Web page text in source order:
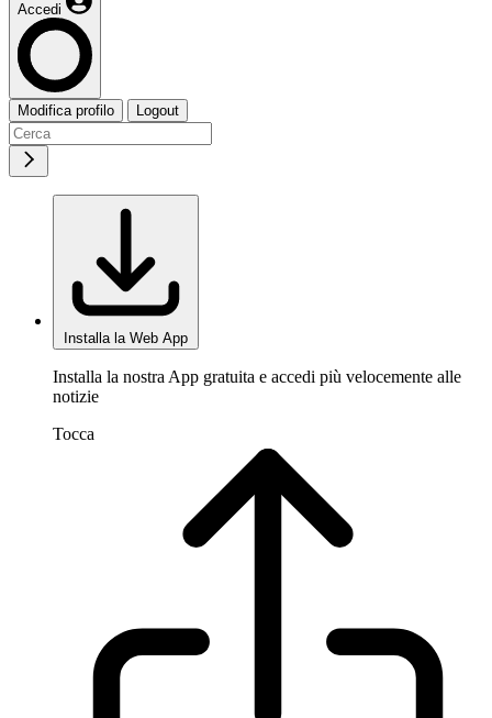
Accedi
Modifica profilo Logout
Installa la Web App
Installa la nostra App gratuita e accedi più velocemente alle
notizie
Tocca